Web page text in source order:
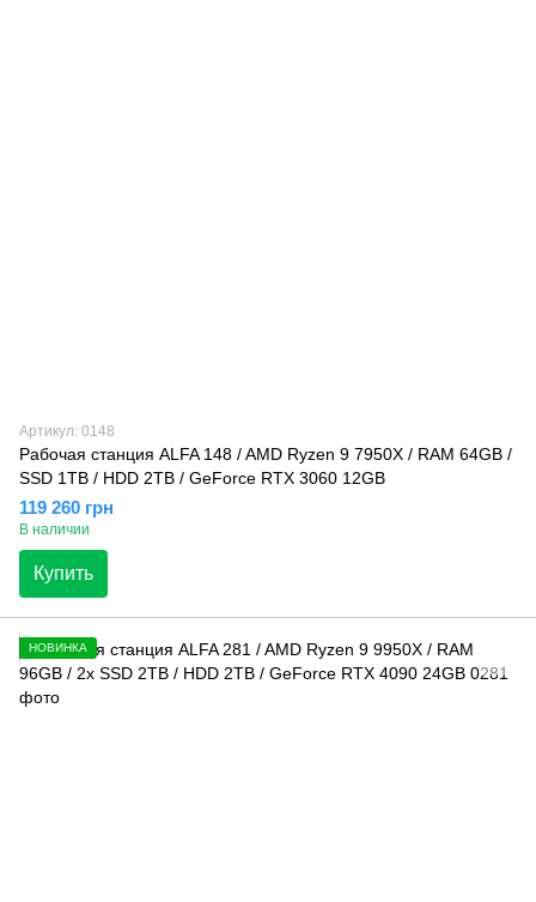
Артикул: 0148
Рабочая станция ALFA 148 / AMD Ryzen 9 7950X / RAM 64GB /
SSD 1TB / HDD 2TB / GeForce RTX 3060 12GB
119 260 грн
В наличии
Купить
НОВИНКА